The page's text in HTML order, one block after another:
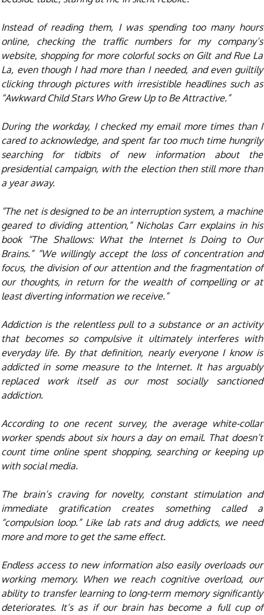
Instead of reading them, I was spending too many hours
online, checking the traffic numbers for my company’s
website, shopping for more colorful socks on Gilt and Rue La
La, even though I had more than I needed, and even guiltily
clicking through pictures with irresistible headlines such as
“Awkward Child Stars Who Grew Up to Be Attractive.”
During the workday, I checked my email more times than I
cared to acknowledge, and spent far too much time hungrily
searching for tidbits of new information about the
presidential campaign, with the election then still more than
a year away.
“The net is designed to be an interruption system, a machine
geared to dividing attention,” Nicholas Carr explains in his
book “The Shallows: What the Internet Is Doing to Our
Brains.” “We willingly accept the loss of concentration and
focus, the division of our attention and the fragmentation of
our thoughts, in return for the wealth of compelling or at
least diverting information we receive.”
Addiction is the relentless pull to a substance or an activity
that becomes so compulsive it ultimately interferes with
everyday life. By that definition, nearly everyone I know is
addicted in some measure to the Internet. It has arguably
replaced work itself as our most socially sanctioned
addiction.
According to one recent survey, the average white-collar
worker spends about six hours a day on email. That doesn’t
count time online spent shopping, searching or keeping up
with social media.
The brain’s craving for novelty, constant stimulation and
immediate gratification creates something called a
“compulsion loop.” Like lab rats and drug addicts, we need
more and more to get the same effect.
Endless access to new information also easily overloads our
working memory. When we reach cognitive overload, our
ability to transfer learning to long-term memory significantly
deteriorates. It’s as if our brain has become a full cup of